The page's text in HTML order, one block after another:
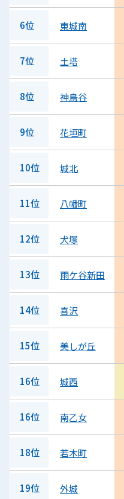
6位 東城南
7位 土塔
8位 神鳥谷
9位 花垣町
10位 城北
11位 八幡町
12位 犬塚
13位 雨ケ谷新田
14位 喜沢
15位 美しが丘
16位 城西
16位 南乙女
18位 若木町
19位 外城